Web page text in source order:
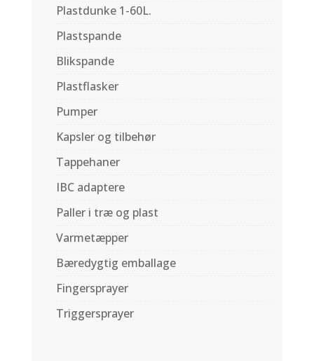
Plastdunke 1-60L.
Plastspande
Blikspande
Plastflasker
Pumper
Kapsler og tilbehør
Tappehaner
IBC adaptere
Paller i træ og plast
Varmetæpper
Bæredygtig emballage
Fingersprayer
Triggersprayer